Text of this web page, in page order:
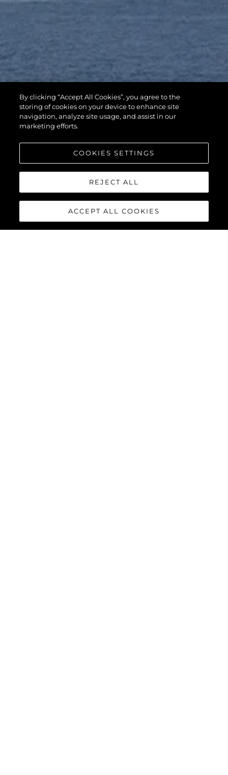
By clicking “Accept All Cookies”, you agree to the
storing of cookies on your device to enhance site
navigation, analyze site usage, and assist in our
marketing efforts.
COOKIES SETTINGS
REJECT ALL
ACCEPT ALL COOKIES